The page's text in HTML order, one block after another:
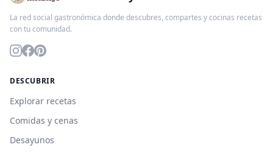
La red social gastronómica donde descubres, compartes y cocinas recetas
con tu comunidad.
DESCUBRIR
Explorar recetas
Comidas y cenas
Desayunos